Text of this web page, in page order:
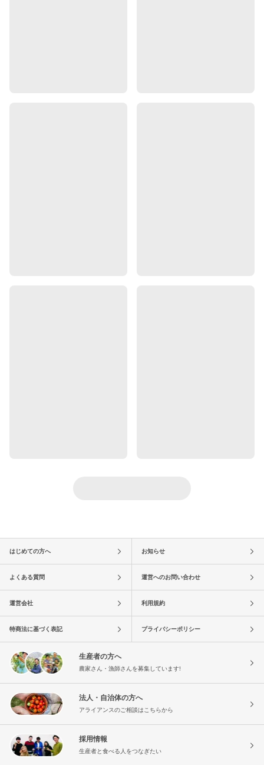
はじめての方へ お知らせ
よくある質問 運営へのお問い合わせ
運営会社 利用規約
特商法に基づく表記 プライバシーポリシー
生産者の方へ
農家さん・漁師さんを募集しています!
法人・自治体の方へ
アライアンスのご相談はこちらから
採用情報
生産者と食べる人をつなぎたい